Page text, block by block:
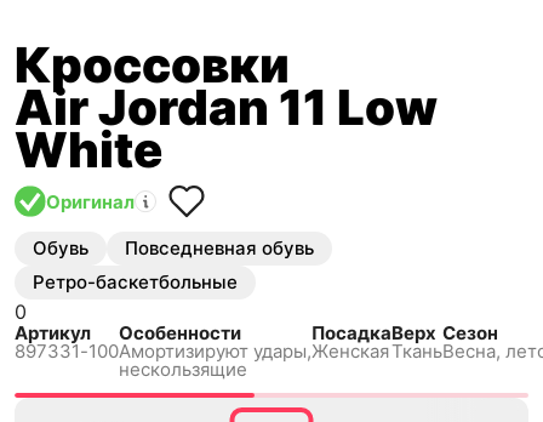
Кроссовки
Air Jordan 11 Low
White
Оригинал
Обувь
Повседневная обувь
Ретро-баскетбольные
0
Артикул
897331-100
Особенности
Амортизируют удары,
нескользящиe
Посадка
Женская
Верх
Ткань
Сезон
Весна,